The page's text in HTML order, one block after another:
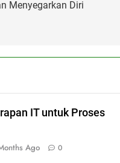
Menyegarkan Diri
IT untuk Proses
Ago 0